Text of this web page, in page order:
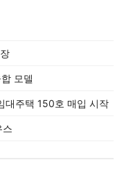
모델
대주택 150호 매입 시작
스